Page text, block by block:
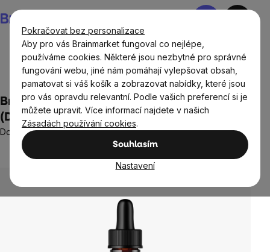
Pokračovat bez personalizace
Aby pro vás Brainmarket fungoval co nejlépe,
používáme cookies. Některé jsou nezbytné pro správné
fungování webu, jiné nám pomáhají vylepšovat obsah,
pamatovat si váš košík a zobrazovat nabídky, které jsou
pro vás opravdu relevantní. Podle vašich preferencí si je
můžete upravit. Více informací najdete v našich
Zásadách používání cookies.
Souhlasím
Nastavení
na
obsah
Nákupní
Doplňky stravy a výživa Tinktury BrainMax
BrainMax Pure® Pampeliška kořen
(Dandelion root) tinktura 1:3, 100 ml
Doplněk stravy
Průměrné
produktu